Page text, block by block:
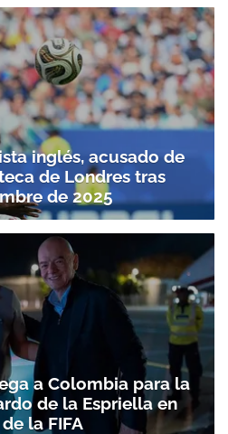
inglés, acusado de
de Londres tras
de 2025
a Colombia para la
de la Espriella en
la FIFA